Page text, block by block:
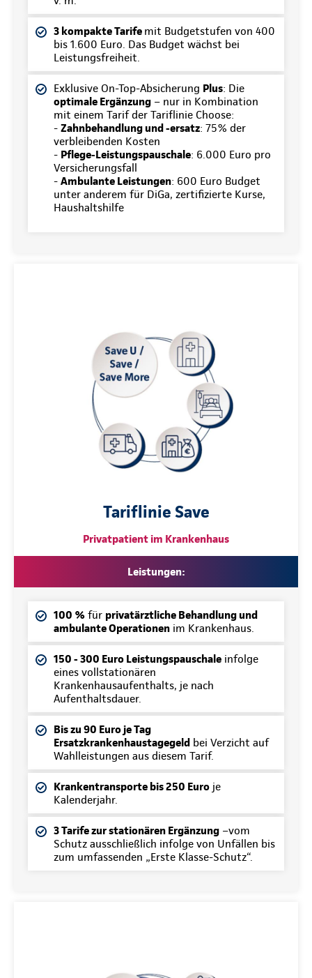
3 kompakte Tarife mit Budgetstufen von 400
bis 1.600 Euro. Das Budget wächst bei
Leistungsfreiheit.
Exklusive On-Top-Absicherung Plus: Die
optimale Ergänzung – nur in Kombination
mit einem Tarif der Tariflinie Choose:
- Zahnbehandlung und -ersatz: 75% der
verbleibenden Kosten
- Pflege-Leistungspauschale: 6.000 Euro pro
Versicherungsfall
- Ambulante Leistungen: 600 Euro Budget
unter anderem für DiGa, zertifizierte Kurse,
Haushaltshilfe
Tariflinie Save
Privatpatient im Krankenhaus
Leistungen:
100 % für privatärztliche Behandlung und
ambulante Operationen im Krankenhaus.
150 - 300 Euro Leistungspauschale infolge
eines vollstationären
Krankenhausaufenthalts, je nach
Aufenthaltsdauer.
Bis zu 90 Euro je Tag
Ersatzkrankenhaustagegeld bei Verzicht auf
Wahlleistungen aus diesem Tarif.
Krankentransporte bis 250 Euro je
Kalenderjahr.
3 Tarife zur stationären Ergänzung –vom
Schutz ausschließlich infolge von Unfällen bis
zum umfassenden „Erste Klasse-Schutz“.